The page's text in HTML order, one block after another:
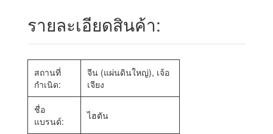
รายละเอียดสินค้า:
สถานที่
กำเนิด:
จีน (แผ่นดินใหญ่), เจ้อ
เจียง
ชื่อ
แบรนด์:
ไฮตัน